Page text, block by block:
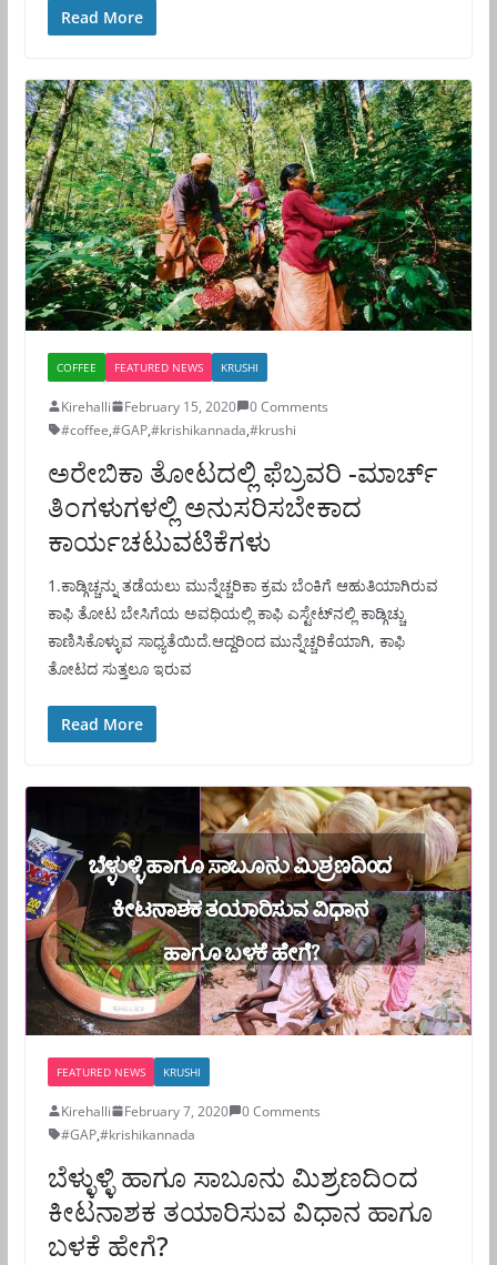
Read More
COFFEE FEATURED NEWS KRUSHI
Kirehalli February 15, 2020
0 Comments
#coffee,#GAP,#krishikannada,#krushi
ಅರೇಬಿಕಾ ತೋಟದಲ್ಲಿ ಫೆಬ್ರವರಿ -ಮಾರ್ಚ್
ತಿಂಗಳುಗಳಲ್ಲಿ ಅನುಸರಿಸಬೇಕಾದ
ಕಾರ್ಯಚಟುವಟಿಕೆಗಳು
1.ಕಾಡ್ಗಿಚ್ಚನ್ನು ತಡೆಯಲು ಮುನ್ನೆಚ್ಚರಿಕಾ ಕ್ರಮ ಬೆಂಕಿಗೆ ಆಹುತಿಯಾಗಿರುವ
ಕಾಫಿ ತೋಟ ಬೇಸಿಗೆಯ ಅವಧಿಯಲ್ಲಿ ಕಾಫಿ ಎಸ್ಟೇಟ್‌ನಲ್ಲಿ ಕಾಡ್ಗಿಚ್ಚು
ಕಾಣಿಸಿಕೊಳ್ಳುವ ಸಾಧ್ಯತೆಯಿದೆ.ಆದ್ದರಿಂದ ಮುನ್ನೆಚ್ಚರಿಕೆಯಾಗಿ, ಕಾಫಿ
ತೋಟದ ಸುತ್ತಲೂ ಇರುವ
Read More
FEATURED NEWS KRUSHI
Kirehalli February 7, 2020
0 Comments
#GAP,#krishikannada
ಬೆಳ್ಳುಳ್ಳಿ ಹಾಗೂ ಸಾಬೂನು ಮಿಶ್ರಣದಿಂದ
ಕೀಟನಾಶಕ ತಯಾರಿಸುವ ವಿಧಾನ ಹಾಗೂ
ಬಳಕೆ ಹೇಗೆ?